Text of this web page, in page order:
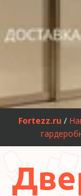
Fortezz.ru /